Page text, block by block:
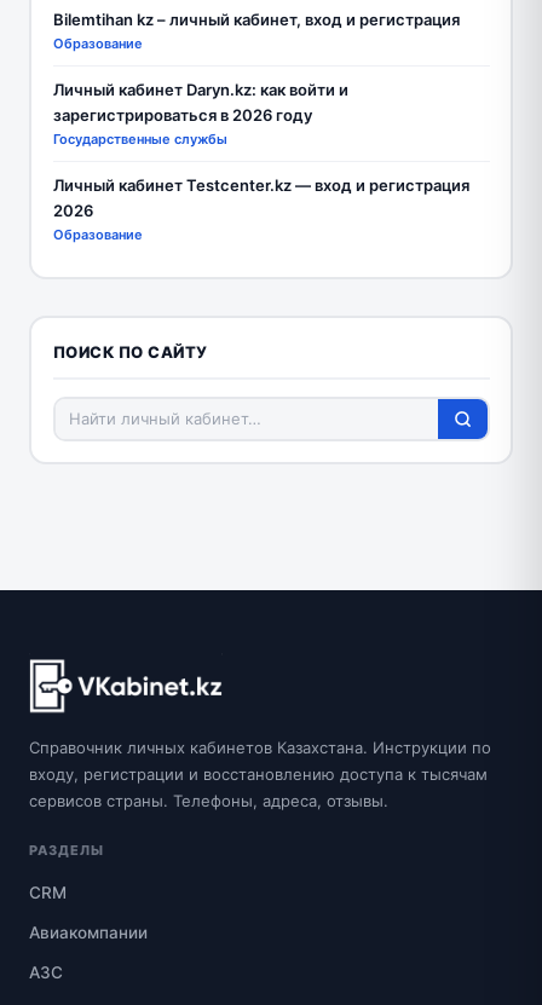
Bilemtihan kz – личный кабинет, вход и регистрация
Образование
Личный кабинет Daryn.kz: как войти и
зарегистрироваться в 2026 году
Государственные службы
Личный кабинет Testcenter.kz — вход и регистрация
2026
Образование
ПОИСК ПО САЙТУ
Справочник личных кабинетов Казахстана. Инструкции по
входу, регистрации и восстановлению доступа к тысячам
сервисов страны. Телефоны, адреса, отзывы.
РАЗДЕЛЫ
CRM
Авиакомпании
АЗС